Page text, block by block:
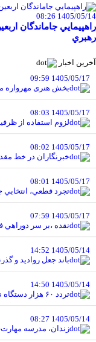
1405/05/14 08:26
راهپيمايي جاماندگان
رهبري
آخرین اخبار
1405/05/17 09:59
بخش هنری مهرواره
1405/05/17 08:03
لزوم استفاده از
1405/05/17 08:02
خبرنگاران در خط
1405/05/17 08:01
تجرد قطعي،
1405/05/17 07:59
نقده ،بر سر
1405/05/14 14:52
باند جعل روادید و
1405/05/14 14:50
تردد ۶۰ هزار دستگاه ناوگان ترانزیتی از پایانه‌های مرزی آذربایجان ‌غربی
1405/05/14 08:27
زندان، مدرسه